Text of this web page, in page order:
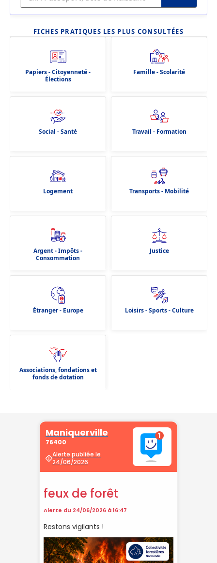
FICHES PRATIQUES LES PLUS CONSULTÉES
Papiers - Citoyenneté -
Élections
Famille - Scolarité
Social - Santé Travail - Formation
Logement Transports - Mobilité
Argent - Impôts -
Consommation
Justice
Étranger - Europe Loisirs - Sports - Culture
Associations, fondations et
fonds de dotation